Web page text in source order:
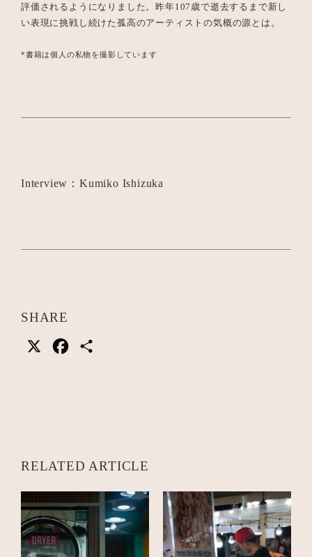
評価されるようになりました。昨年107歳で逝去するまで新し
い表現に挑戦し続けた孤高のアーティストの気概の源とは。
*書籍は個人の私物を撮影しています
Interview：Kumiko Ishizuka
SHARE
X Facebook
RELATED ARTICLE